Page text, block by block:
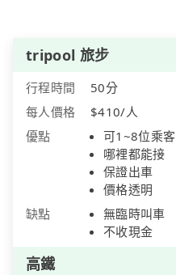
tripool 旅步
行程時間
50分
每人價格
$410/人
優點
可1~8位乘客
哪裡都能接
保證出車
價格透明
缺點
無臨時叫車
不收現金
高鐵